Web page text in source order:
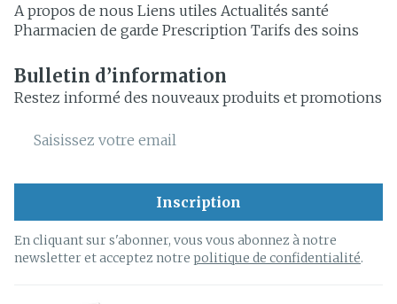
A propos de nous Liens utiles Actualités santé
Pharmacien de garde Prescription Tarifs des soins
Bulletin d’information
Restez informé des nouveaux produits et promotions
Adresse mail
Inscription
En cliquant sur s'abonner, vous vous abonnez à notre
newsletter et acceptez notre politique de confidentialité.